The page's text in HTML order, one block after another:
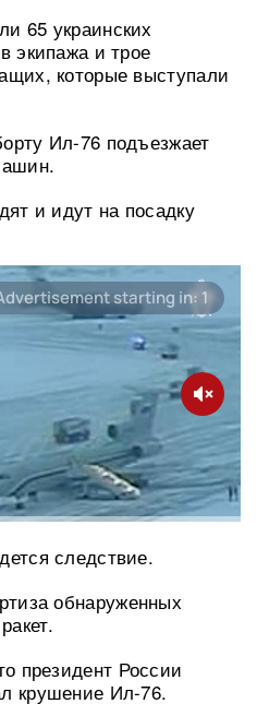
65 украинских
экипажа и трое
которые выступали
Ил-76 подъезжает
и идут на посадку
следствие.
обнаруженных
президент России
крушение Ил-76.